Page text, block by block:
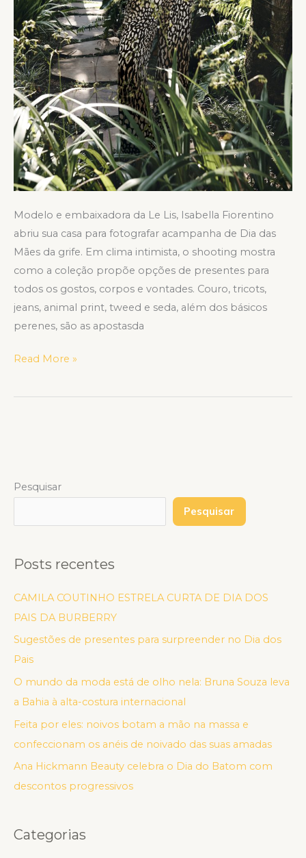
Modelo e embaixadora da Le Lis, Isabella Fiorentino
abriu sua casa para fotografar acampanha de Dia das
Mães da grife. Em clima intimista, o shooting mostra
como a coleção propõe opções de presentes para
todos os gostos, corpos e vontades. Couro, tricots,
jeans, animal print, tweed e seda, além dos básicos
perenes, são as apostasda
Read More »
Pesquisar
Pesquisar
Posts recentes
CAMILA COUTINHO ESTRELA CURTA DE DIA DOS
PAIS DA BURBERRY
Sugestões de presentes para surpreender no Dia dos
Pais
O mundo da moda está de olho nela: Bruna Souza leva
a Bahia à alta-costura internacional
Feita por eles: noivos botam a mão na massa e
confeccionam os anéis de noivado das suas amadas
Ana Hickmann Beauty celebra o Dia do Batom com
descontos progressivos
Categorias